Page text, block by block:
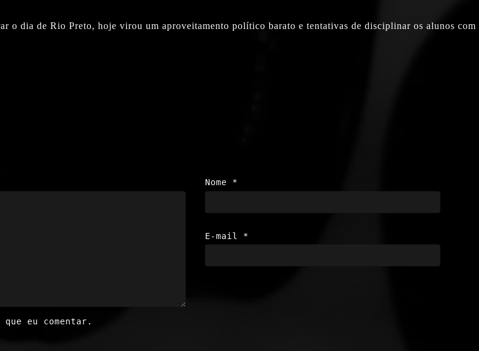
o dia de Rio Preto, hoje virou um aproveitamento político barato e tentativas de disciplinar os alunos
Nome *
E-mail *
eu comentar.